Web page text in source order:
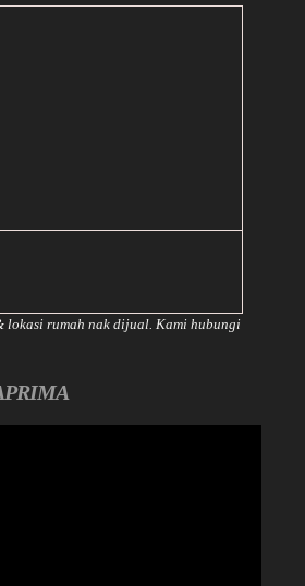
rumah nak dijual. Kami hubungi